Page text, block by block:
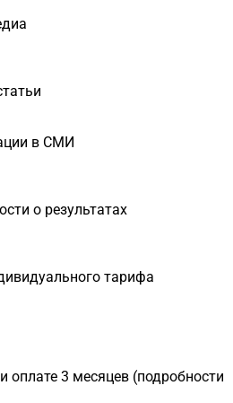
в СМИ
о результатах
тарифа
оплате 3 месяцев (подробности